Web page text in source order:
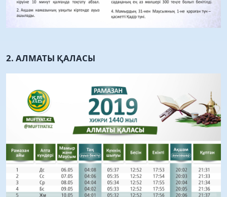
2. АЛМАТЫ ҚАЛАСЫ